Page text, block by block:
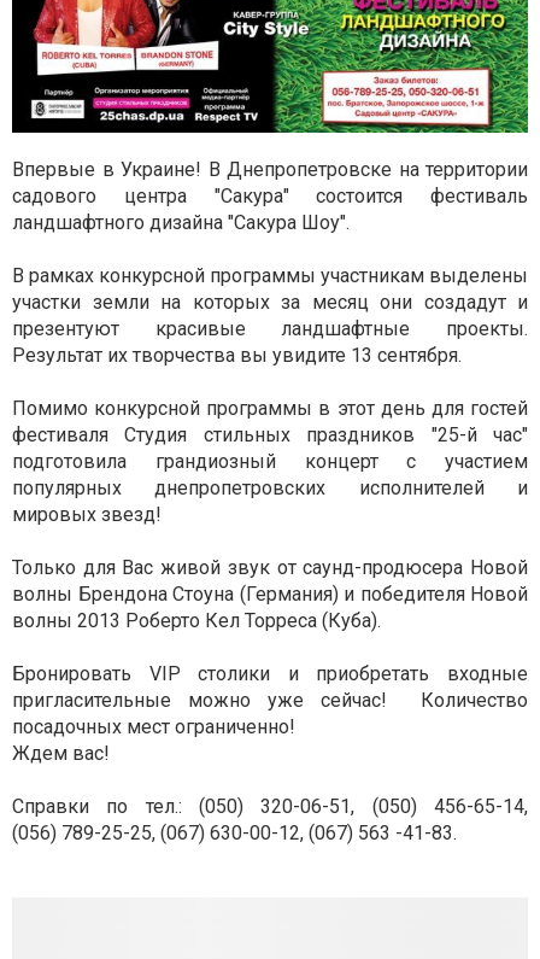
Впервые в Украине! В Днепропетровске на территории
садового центра "Сакура" состоится фестиваль
ландшафтного дизайна "Сакура Шоу".
В рамках конкурсной программы участникам выделены
участки земли на которых за месяц они создадут и
презентуют красивые ландшафтные проекты.
Результат их творчества вы увидите 13 сентября.
Помимо конкурсной программы в этот день для гостей
фестиваля Студия стильных праздников "25-й час"
подготовила грандиозный концерт с участием
популярных днепропетровских исполнителей и
мировых звезд!
Только для Вас живой звук от саунд-продюсера Новой
волны Брендона Стоуна (Германия) и победителя Новой
волны 2013 Роберто Кел Торреса (Куба).
Бронировать VIP столики и приобретать входные
пригласительные можно уже сейчас! Количество
посадочных мест ограниченно!
Ждем вас!
Справки по тел.: (050) 320-06-51, (050) 456-65-14,
(056) 789-25-25, (067) 630-00-12, (067) 563 -41-83.